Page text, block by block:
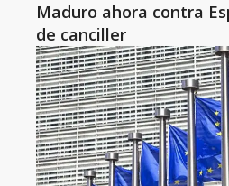
Maduro ahora contra
de canciller